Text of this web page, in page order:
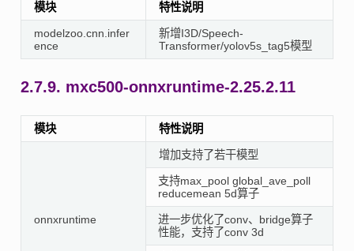
模块 特性说明
modelzoo.cnn.infer
ence
新增I3D/Speech-
Transformer/yolov5s_tag5模型
2.7.9. mxc500-onnxruntime-2.25.2.11
模块 特性说明
onnxruntime
增加支持了若干模型
支持max_pool global_ave_poll
reducemean 5d算子
进一步优化了conv、bridge算子
性能，支持了conv 3d